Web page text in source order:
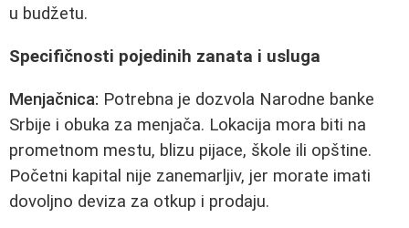
u budžetu.
Specifičnosti pojedinih zanata i usluga
Menjačnica: Potrebna je dozvola Narodne banke
Srbije i obuka za menjača. Lokacija mora biti na
prometnom mestu, blizu pijace, škole ili opštine.
Početni kapital nije zanemarljiv, jer morate imati
dovoljno deviza za otkup i prodaju.